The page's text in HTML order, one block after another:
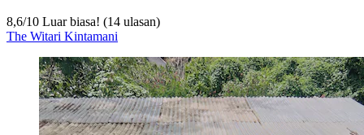
8,6/10 Luar biasa! (14 ulasan)
The Witari Kintamani